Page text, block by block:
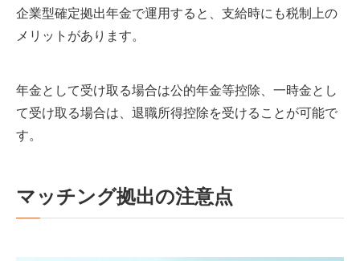
企業型確定拠出年金で運用すると、支給時にも税制上の
メリットがあります。
年金として受け取る場合は公的年金等控除、一時金とし
て受け取る場合は、退職所得控除を受けることが可能で
す。
マッチング拠出の注意点